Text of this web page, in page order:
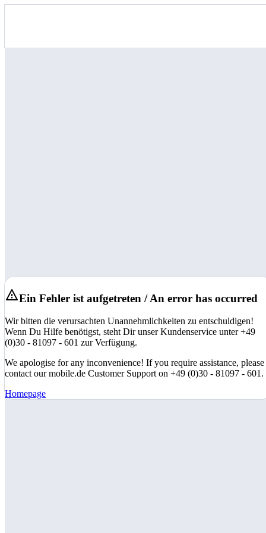
Ein Fehler ist aufgetreten / An error has occurred
Wir bitten die verursachten Unannehmlichkeiten zu entschuldigen!
Wenn Du Hilfe benötigst, steht Dir unser Kundenservice unter +49
(0)30 - 81097 - 601 zur Verfügung.
We apologise for any inconvenience! If you require assistance, please
contact our mobile.de Customer Support on +49 (0)30 - 81097 - 601.
Homepage